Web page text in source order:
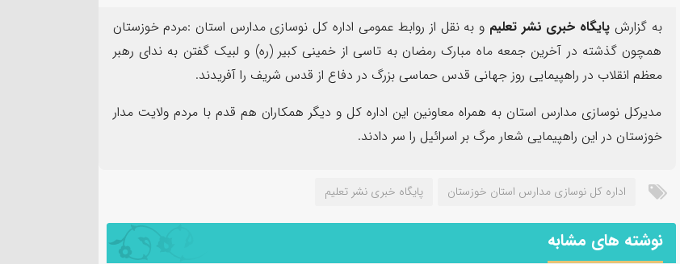
به گزارش پایگاه خبری نشر تعلیم و به نقل از روابط عمومی اداره کل نوسازی مدارس استان :مردم خوزستان
همچون گذشته در آخرین جمعه ماه مبارک رمضان به تاسی از خمینی کبیر (ره) و لبیک گفتن به ندای رهبر
معظم انقلاب در راهپیمایی روز جهانی قدس حماسی بزرگ در دفاع از قدس شریف را آفریدند.
مدیرکل نوسازی مدارس استان به همراه معاونین این اداره کل و دیگر همکاران هم قدم با مردم ولایت مدار
خوزستان در این راهپیمایی شعار مرگ بر اسرائیل را سر دادند.
اداره کل نوسازی مدارس استان خوزستان پایگاه خبری نشر تعلیم
نوشته های مشابه
تسلیت اربعین حسینی توسط روابط
سرهنگ سجاد بهمئی به عنوان مسئول
جدید معاونت روابط عمومی و تبلیغات